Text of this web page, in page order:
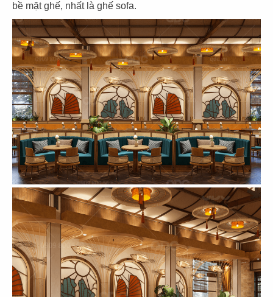
bề mặt ghế, nhất là ghế sofa.
95
HỶ LÂM MÔN
CN Lê Văn Thiêm
96
HỶ LÂM MÔN
CN Hậu Giang
97
THẾ KỶ XANH
Văn phòng
98
ZEN NHẬT BẢN
Concept Spa
99
CHÂU ÂU
Concept Spa
100
TROPICAL
Concept Spa